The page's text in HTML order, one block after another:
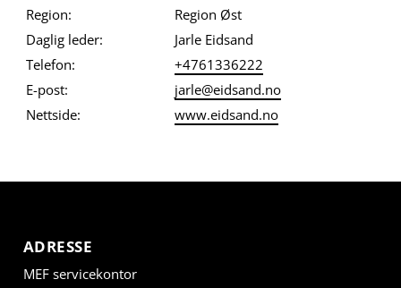
Region:
Region Øst
Daglig leder:
Jarle Eidsand
Telefon:
+4761336222
E-post:
jarle@eidsand.no
Nettside:
www.eidsand.no
ADRESSE
MEF servicekontor